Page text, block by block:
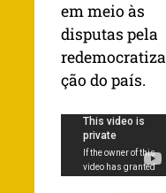
em meio às
disputas pela
redemocratiza
ção do país.